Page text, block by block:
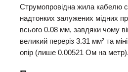
Струмопровідна жила кабелю
надтонких залужених мідних
всього 0.08 мм, завдяки чому
великий переріз 3.31 мм² та
опір (лише 0.00521 Ом на метр).